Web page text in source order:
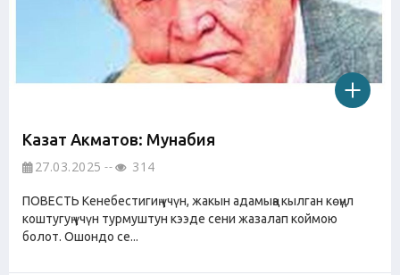
Казат Акматов: Мунабия
27.03.2025 314
ПОВЕСТЬ Кенебестигиң үчүн, жакын адамыңа кылган көңүл
коштугуң үчүн турмуштун кээде сени жазалап коймою
болот. Ошондо се...